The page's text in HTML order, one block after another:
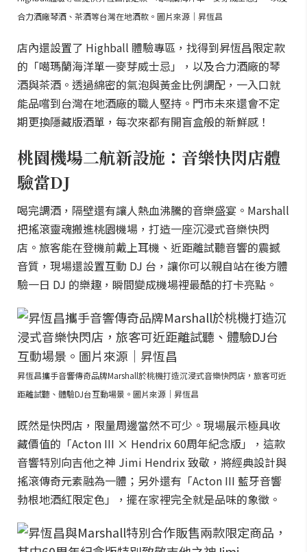
合力酒廠琴酒、茶酒等台灣在地酒款。圖片來源｜昇恆昌
店內還設置了 Highball 體驗專區，找得到昇恆昌限定款
的「噶瑪蘭海洋單一麥芽威士忌」，以及合力酒廠的琴
酒與茶酒。透過綿密的氣泡與黃金比例調配，一入口就
能品嚐到台灣在地酒廠的職人堅持。門市未來還會不定
期更換隱藏版酒單，每次來都有開盲盒般的新鮮感！
桃園機場二航新設施：音樂快閃店體
驗當DJ
喝完調酒，隔壁還有讓人熱血沸騰的音樂盛宴。Marshall
把搖滾靈魂搬進桃園機場，打造一座沉浸式音樂快閃
店。旅客能在登機前戴上耳機、近距離試聽音響的震撼
音質，現場還設置互動 DJ 台，讓你可以親自站在後方體
驗一日 DJ 的樂趣，瞬間變成機場裡最酷的打卡亮點。
昇恆昌攜手音響傳奇品牌Marshall於桃機打造沉浸式音樂快閃店，旅客可近
距離試聽、體驗DJ台互動場景。圖片來源｜昇恆昌
既然是快閃店，限量周邊當然不可少。現場展示極具收
藏價值的「Acton III × Hendrix 60周年紀念版」，這款
音響特別向吉他之神 Jimi Hendrix 致敬，將經典設計與
搖滾傳奇元素融為一體；另外還有「Acton III 藍牙音響
勃根地酒紅限定色」，擺在家裡完全就是品味的象徵。